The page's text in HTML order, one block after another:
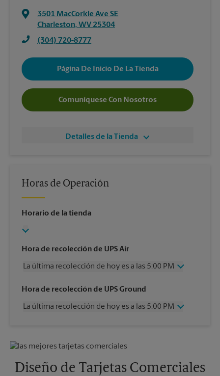
3501 MacCorkle Ave SE
Charleston, WV 25304
(304) 720-8777
Página De Inicio De La Tienda
Comuníquese Con Nosotros
Detalles de la Tienda
Horas de Operación
Horario de la tienda
Hora de recolección de UPS Air
La última recolección de hoy es a las 5:00 PM
Miércoles
5:00 PM
Viernes
5:00 PM
Martes
Hora de recolección de UPS Ground
La última recolección de hoy es a las 5:00 PM
Viernes
5:00 PM
Domingo
Sin Recolección
Diseño de Tarjetas Comerciales